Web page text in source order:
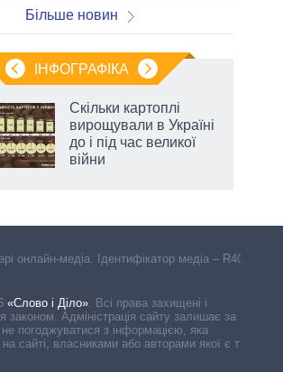
Більше новин
ІНФОГРАФІКА
Скільки картоплі
вирощували в Україні
до і під час великої
війни
онлайн-медіа. Ідентифікатор медіа – R40-
«Слово і Діло»
Всі права захищені і
законом. Адміністрація сайту залишає за
погоджуватися з інформацією, яка
на сайті, власниками або авторами якої є треті